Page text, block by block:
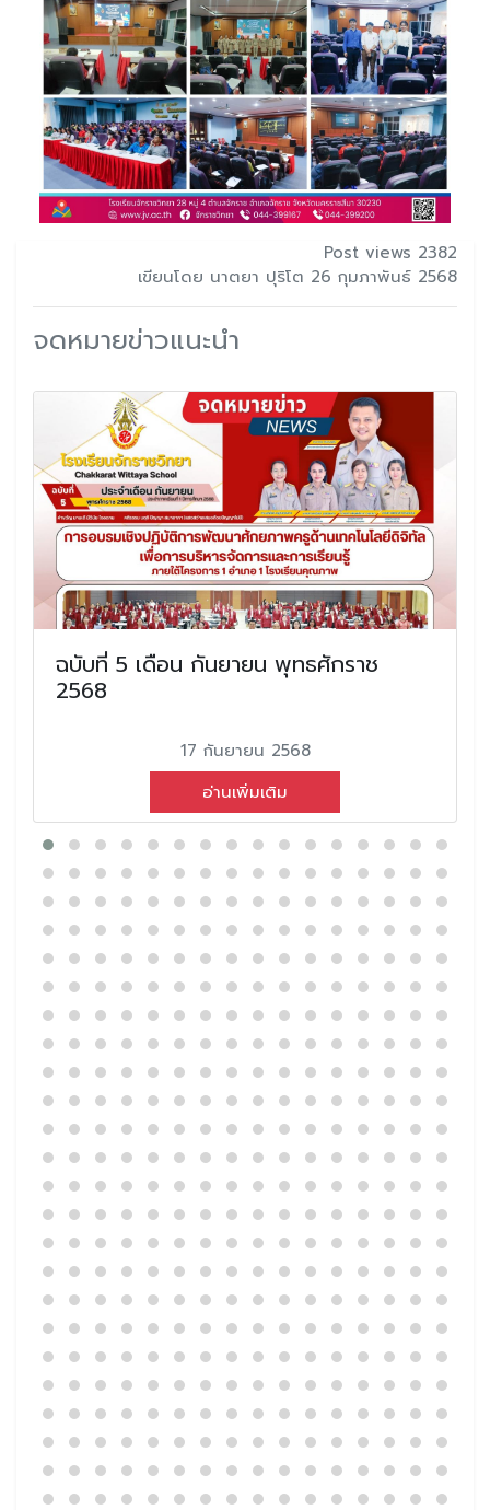
Post views 2382
เขียนโดย นาตยา ปุริโต 26 กุมภาพันธ์ 2568
จดหมายข่าวแนะนำ
ฉบับที่ 5 เดือน กันยายน พุทธศักราช
2568
17 กันยายน 2568
อ่านเพิ่มเติม